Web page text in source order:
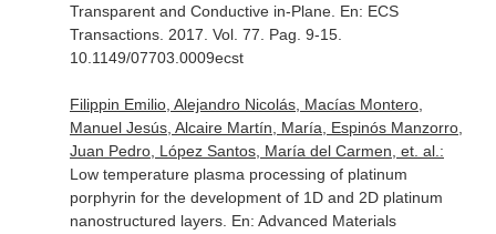
Transparent and Conductive in-Plane. En: ECS
Transactions. 2017. Vol. 77. Pag. 9-15.
10.1149/07703.0009ecst
Filippin Emilio, Alejandro Nicolás, Macías Montero,
Manuel Jesús, Alcaire Martín, María, Espinós Manzorro,
Juan Pedro, López Santos, María del Carmen, et. al.:
Low temperature plasma processing of platinum
porphyrin for the development of 1D and 2D platinum
nanostructured layers. En: Advanced Materials